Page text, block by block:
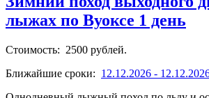
лыжах по Вуоксе 1 день
Стоимость: 2500 рублей.
Ближайшие сроки: 12.12.2026 -